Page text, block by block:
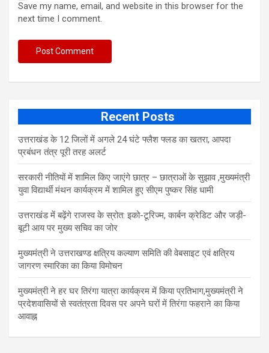
Save my name, email, and website in this browser for the
next time I comment.
Recent Posts
उत्तराखंड के 12 जिलों में अगले 24 घंटे फ्लैश फ्लड का खतरा, आपदा
प्रबंधन तंत्र पूरी तरह अलर्ट
सरकारी नीतियों में शामिल किए जाएंगे छात्र – छात्राओं के सुझाव ,मुख्यमंत्री
युवा विद्यार्थी मंथन कार्यक्रम में शामिल हुए सीएम पुष्कर सिंह धामी
उत्तराखंड में बढ़ेंगे राजस्व के स्रोत: इको-टूरिज्म, कार्बन क्रेडिट और जड़ी-
बूटी आय पर मुख्य सचिव का जोर
मुख्यमंत्री ने उत्तराखण्ड क्षत्रिय कल्याण समिति की वेबसाइट एवं क्षत्रिय
जागरण स्मारिका का किया विमोचन
मुख्यमंत्री ने हर घर तिरंगा यात्रा कार्यक्रम में किया प्रतिभाग,मुख्यमंत्री ने
प्रदेशवासियों से स्वतंत्रता दिवस पर अपने घरों में तिरंगा फहराने का किया
आवाह्न